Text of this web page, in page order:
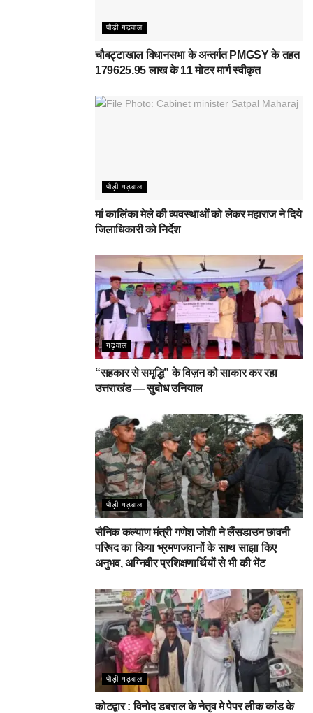
पौड़ी गढ़वाल
चौबट्टाखाल विधानसभा के अन्तर्गत PMGSY के तहत
179625.95 लाख के 11 मोटर मार्ग स्वीकृत
पौड़ी गढ़वाल
मां कालिंका मेले की व्यवस्थाओं को लेकर महाराज ने दिये
जिलाधिकारी को निर्देश
गढ़वाल
“सहकार से समृद्धि” के विज़न को साकार कर रहा
उत्तराखंड — सुबोध उनियाल
पौड़ी गढ़वाल
सैनिक कल्याण मंत्री गणेश जोशी ने लैंसडाउन छावनी
परिषद का किया भ्रमणजवानों के साथ साझा किए
अनुभव, अग्निवीर प्रशिक्षणार्थियों से भी की भेंट
पौड़ी गढ़वाल
कोटद्वार : विनोद डबराल के नेतृव मे पेपर लीक कांड के